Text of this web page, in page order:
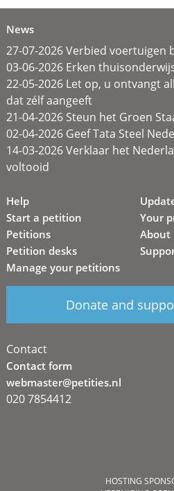
News
27-07-2026 Verbied voertuigen
03-06-2026 Erken
22-05-2026 Let op, u ontvangt
dat zélf aangeeft
21-04-2026 Steun het Groen
02-04-2026 Geef Tata Steel
14-03-2026 Verklaar het
voltooid
Help
Start a petition
Petitions
Petition desks
Manage your petitions
Your
About
Donate and
Contact
Contact form
webmaster@petities.nl
020 7854412
HOSTING